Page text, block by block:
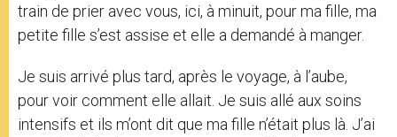
train de prier avec vous, ici, à minuit, pour ma fille, ma
petite fille s’est assise et elle a demandé à manger.
Je suis arrivé plus tard, après le voyage, à l’aube,
pour voir comment elle allait. Je suis allé aux soins
intensifs et ils m’ont dit que ma fille n’était plus là. J’ai